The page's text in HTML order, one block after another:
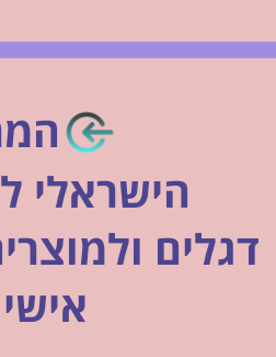
הישראלי
דגלים